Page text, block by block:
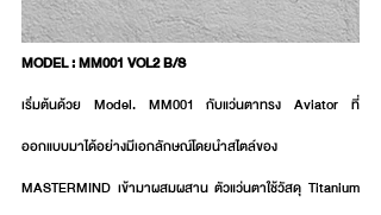
MODEL : MM001 VOL2 B/S
เริ่มต้นด้วย Model. MM001 กับแว่นตาทรง Aviator ที่
ออกแบบมาได้อย่างมีเอกลักษณ์โดยนำสไตล์ของ
MASTERMIND เข้ามาผสมผสาน ตัวแว่นตาใช้วัสดุ Titanium